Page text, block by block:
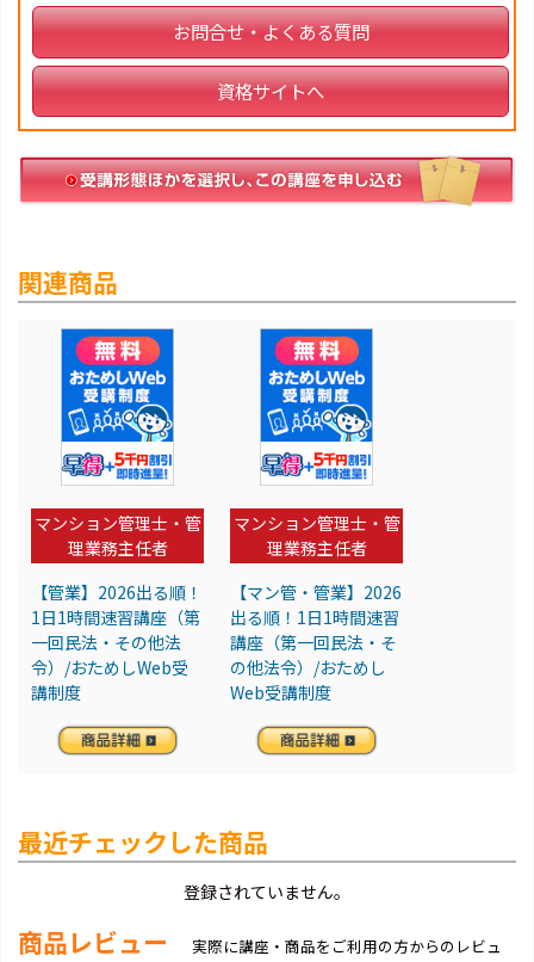
お問合せ・よくある質問
資格サイトへ
関連商品
マンション管理士・管
理業務主任者
【管業】2026出る順！
1日1時間速習講座（第
一回民法・その他法
令）/おためしWeb受
講制度
マンション管理士・管
理業務主任者
【マン管・管業】2026
出る順！1日1時間速習
講座（第一回民法・そ
の他法令）/おためし
Web受講制度
最近チェックした商品
登録されていません。
商品レビュー
実際に講座・商品をご利用の方からのレビュ